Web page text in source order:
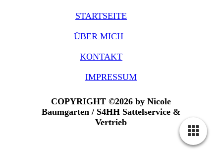
STARTSEITE
ÜBER MICH
KONTAKT
IMPRESSUM
COPYRIGHT ©2026 by Nicole
Baumgarten / S4HH Sattelservice &
Vertrieb